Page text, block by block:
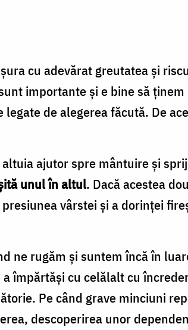
cu adevărat greutatea și
importante și e bine să
de alegerea făcută. De
ajutor spre mântuire și
unul în altul. Dacă acestea
vârstei și a dorinței
ne rugăm și suntem încă în
împărtăși cu celălalt cu
Pe când grave minciuni
descoperirea unor